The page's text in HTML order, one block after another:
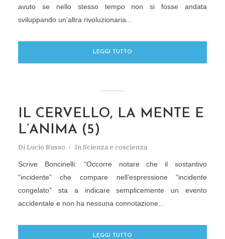
avuto se nello stesso tempo non si fosse andata
sviluppando un’altra rivoluzionaria...
LEGGI TUTTO
IL CERVELLO, LA MENTE E
L’ANIMA (5)
Di Lucio Russo In Scienza e coscienza
Scrive Boncinelli: “Occorre notare che il sostantivo
“incidente” che compare nell’espressione “incidente
congelato” sta a indicare semplicemente un evento
accidentale e non ha nessuna connotazione...
LEGGI TUTTO